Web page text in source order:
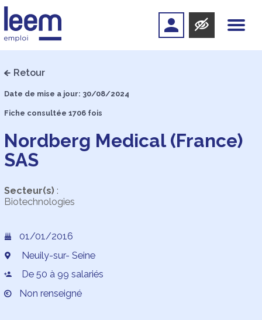
Retour
Date de mise a jour: 30/08/2024
Fiche consultée 1706 fois
Nordberg Medical (France)
SAS
Secteur(s):
Biotechnologies
01/01/2016
Neuily-sur- Seine
De 50 à 99 salariés
Non renseigné